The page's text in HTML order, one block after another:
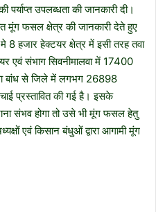
उपलब्धता की जानकारी दी।
मूंग फसल क्षेत्र की जानकारी देते हुए
मे 8 हजार हेक्टयर क्षेत्र में इसी तरह तवा
एवं संभाग सिवनीमालवा में 17400
बांध से जिले में लगभग 26898
प्रस्तावित की गई है। इसके
संभव होगा तो उसे भी मूंग फसल हेतु
एवं किसान बंधुओं द्वारा आगामी मूंग